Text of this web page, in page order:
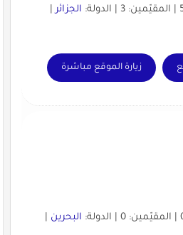
الجزائر|
زيارة الموقع مباشرة
البحرين|